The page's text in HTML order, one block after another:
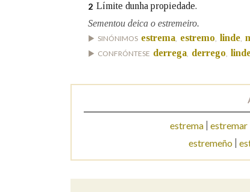
OUTRAS OPCIÓNS DE BUSCA
Marcas gramaticais
2 Límite dunha propiedade.
Sementou deica o estremeiro.
SINÓNIMOS estrema, estremo, linde,
CONFRÓNTESE derrega, derrego,
estrema estremar
estremeño